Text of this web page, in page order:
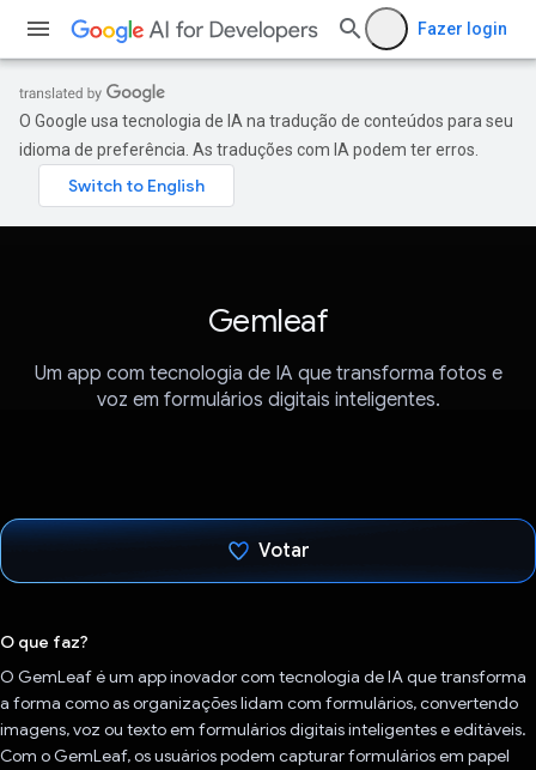
Fazer login
O Google usa tecnologia de IA na tradução de conteúdos para seu
idioma de preferência. As traduções com IA podem ter erros.
Gemleaf
Um app com tecnologia de IA que transforma fotos e
voz em formulários digitais inteligentes.
Votar
O que faz?
O GemLeaf é um app inovador com tecnologia de IA que transforma
a forma como as organizações lidam com formulários, convertendo
imagens, voz ou texto em formulários digitais inteligentes e editáveis.
Com o GemLeaf, os usuários podem capturar formulários em papel